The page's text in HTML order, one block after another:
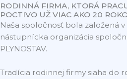
RODINNÁ FIRMA, KTORÁ
POCTIVO UŽ VIAC AKO 20
Naša spoločnosť bola založená
nástupnícka organizácia
PLYNOSTAV.
Tradícia rodinnej firmy siaha do